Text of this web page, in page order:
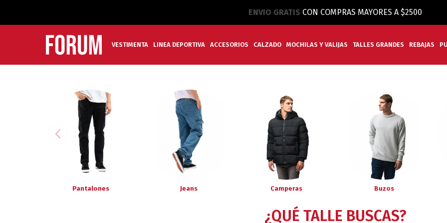
ENVIO GRATIS CON COMPRAS MAYORES A $2500
VESTIMENTA LINEA DEPORTIVA ACCESORIOS CALZADO MOCHILAS Y VALIJAS TALLES GRANDES REBAJAS
Pantalones Jeans Camperas Buzos
¿QUÉ TALLE BUSCAS?